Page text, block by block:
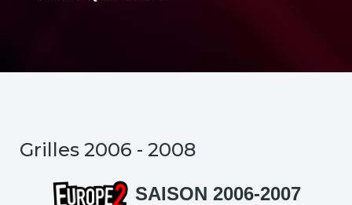
Grilles 2006 - 2008
SAISON 2006-2007